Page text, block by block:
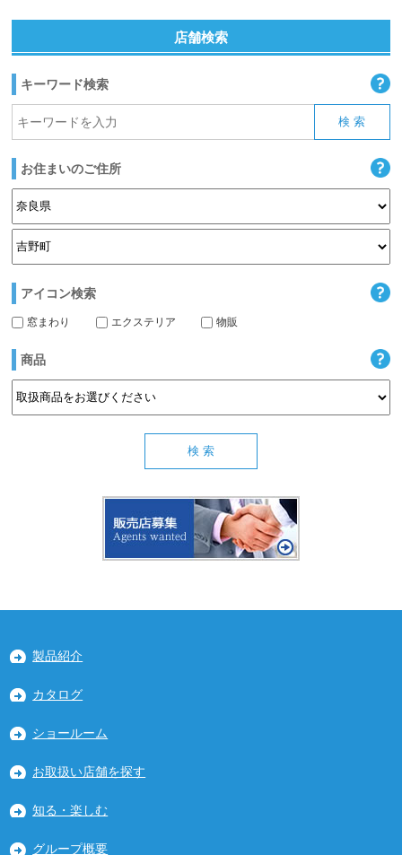
店舗検索
キーワード検索
お住まいのご住所
アイコン検索
窓まわり エクステリア 物販
商品
製品紹介
カタログ
ショールーム
お取扱い店舗を探す
知る・楽しむ
グループ概要